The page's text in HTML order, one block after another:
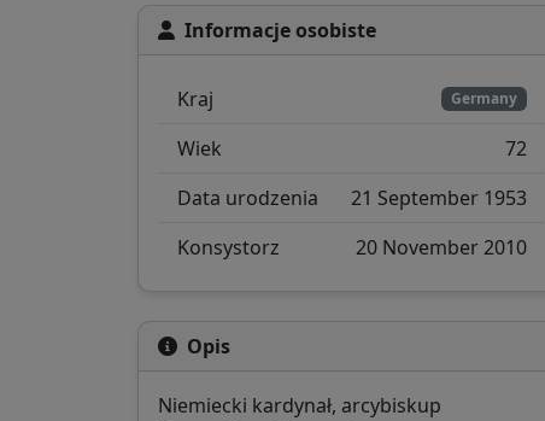
Informacje osobiste
Kraj Germany
Wiek
72
Data urodzenia
21 September 1953
Konsystorz
20 November 2010
Opis
Niemiecki kardynał, arcybiskup